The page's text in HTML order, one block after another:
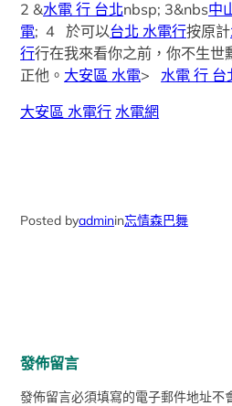
2 &水電 行 台北nbsp; 3&nbs中
電; 4 於可以台北 水電行按原計
行行在我來看你之前，你不生世
正他。 大安區 水電>水電 行 台
大安區 水電行 水電網
Posted byadminin忘情森巴舞
發佈留言
發佈留言必須填寫的電子郵件地址不